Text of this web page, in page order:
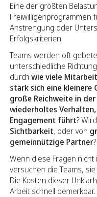
Eine der größten
Freiwilligenprogrammen
Anstrengung oder
Erfolgskriterien.
Teams werden oft
unterschiedliche
durch wie viele
stark sich eine kleinere
große Reichweite in
wiederholtes
Engagement führt?
Sichtbarkeit, oder von
gemeinnützige Partner?
Wenn diese Fragen
versuchen die Teams,
Die Kosten dieser
Arbeit schnell bemerkbar.